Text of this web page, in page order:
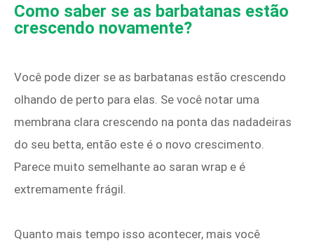
Como saber se as barbatanas estão
crescendo novamente?
Você pode dizer se as barbatanas estão crescendo
olhando de perto para elas. Se você notar uma
membrana clara crescendo na ponta das nadadeiras
do seu betta, então este é o novo crescimento.
Parece muito semelhante ao saran wrap e é
extremamente frágil.
Quanto mais tempo isso acontecer, mais você